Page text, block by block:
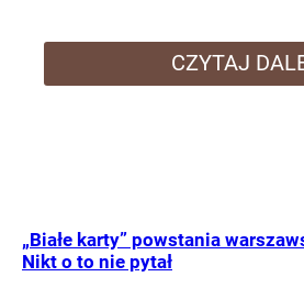
CZYTAJ
„Białe karty” powstania
Nikt o to nie pytał